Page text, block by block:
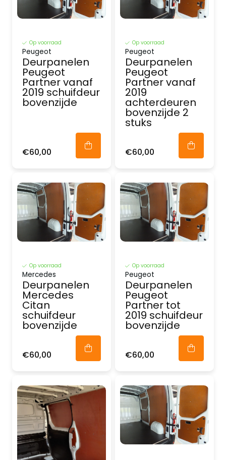
Op voorraad
Peugeot
Deurpanelen
Peugeot
Partner vanaf
2019 schuifdeur
bovenzijde
€60,00
Op voorraad
Peugeot
Deurpanelen
Peugeot
Partner vanaf
2019
achterdeuren
bovenzijde 2
stuks
€60,00
Op voorraad
Mercedes
Deurpanelen
Mercedes
Citan
schuifdeur
bovenzijde
€60,00
Op voorraad
Peugeot
Deurpanelen
Peugeot
Partner tot
2019 schuifdeur
bovenzijde
€60,00